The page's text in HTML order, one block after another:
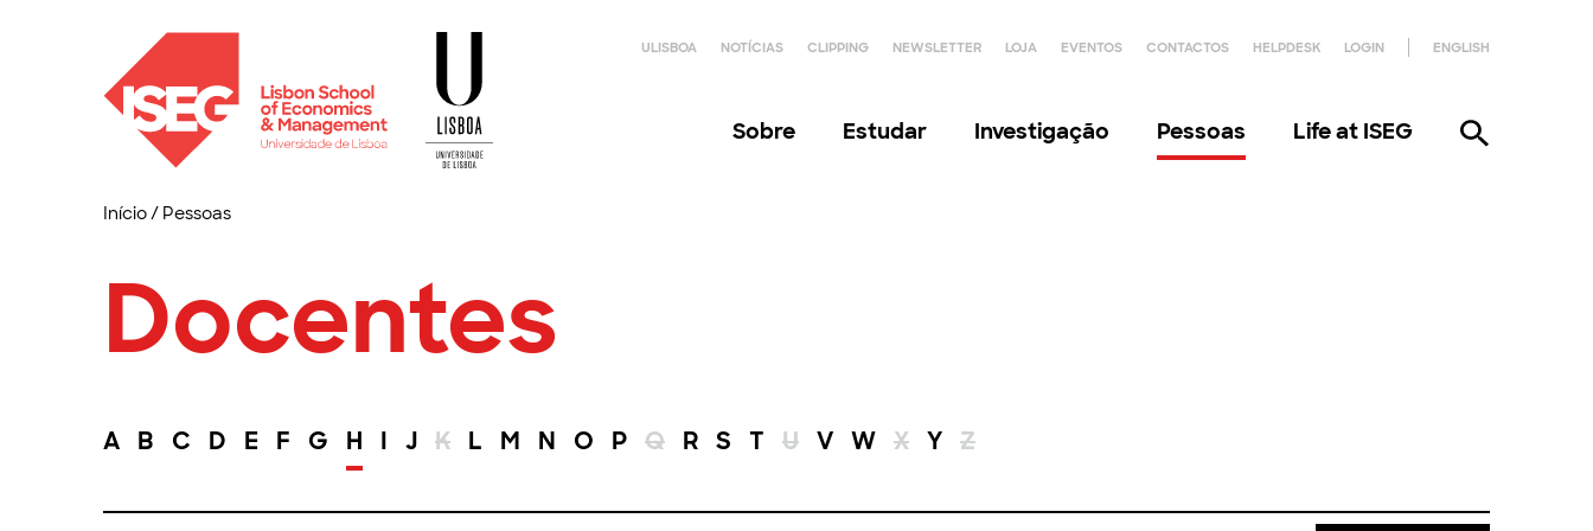
ULISBOA NOTÍCIAS CLIPPING NEWSLETTER LOJA EVENTOS CONTACTOS HELPDESK LOGIN ENGLISH
Sobre Estudar Investigação Pessoas Life at ISEG
Início/ Pessoas
Docentes
A B C D E F G H I J K L M N O P Q R S T U V W X Y Z